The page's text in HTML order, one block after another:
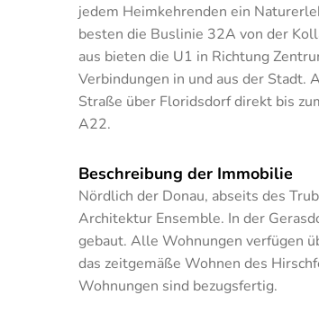
jedem Heimkehrenden ein
besten die Buslinie 32A von der
aus bieten die U1 in Richtung
Verbindungen in und aus der
Straße über Floridsdorf direkt bis
A22.
Beschreibung der Immobilie
Nördlich der Donau, abseits des
Architektur Ensemble. In der
gebaut. Alle Wohnungen verfügen
das zeitgemäße Wohnen des
Wohnungen sind bezugsfertig.